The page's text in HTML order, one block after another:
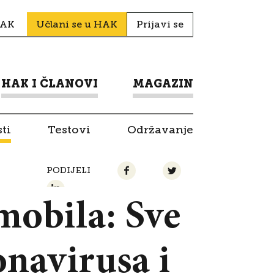
Učlani se u HAK Prijavi se
HAK I ČLANOVI MAGAZIN
Testovi Održavanje
PODIJELI
Sve
i